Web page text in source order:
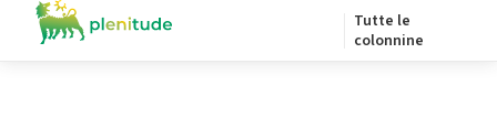
Tutte le
colonnine